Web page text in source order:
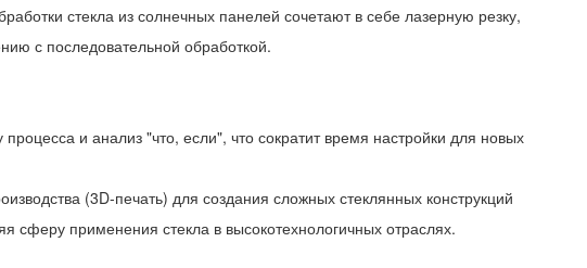
стекла из солнечных панелей сочетают в себе лазерную резку,
с последовательной обработкой.
и анализ "что, если", что сократит время настройки для новых
(3D-печать) для создания сложных стеклянных конструкций
сферу применения стекла в высокотехнологичных отраслях.